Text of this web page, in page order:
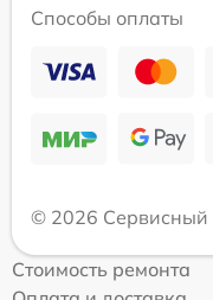
Способы оплаты
© 2026 Сервисный
Стоимость ремонта